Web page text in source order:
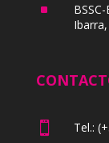
^
 Tel.: